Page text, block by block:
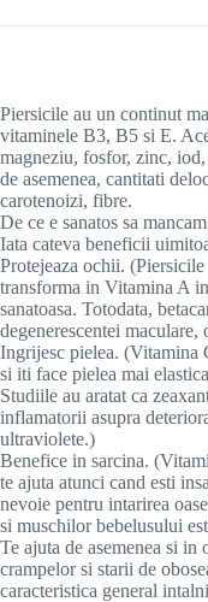
Piersicile au un continut
vitaminele B3, B5 si E.
magneziu, fosfor, zinc,
de asemenea, cantitati
carotenoizi, fibre.
De ce e sanatos sa
Iata cateva beneficii
Protejeaza ochii.
transforma in Vitamina A
sanatoasa. Totodata,
degenerescentei
Ingrijesc pielea. (Vitamina
si iti face pielea mai
Studiile au aratat ca
inflamatorii asupra
ultraviolete.)
Benefice in sarcina.
te ajuta atunci cand esti
nevoie pentru intarirea
si muschilor bebelusului
Te ajuta de asemenea si
crampelor si starii de
caracteristica general